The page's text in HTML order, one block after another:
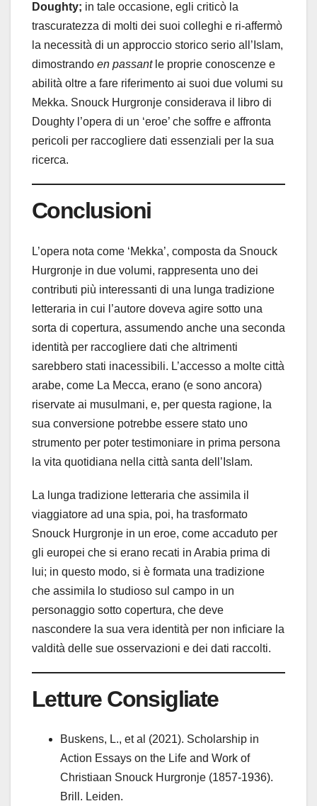
Doughty; in tale occasione, egli criticò la
trascuratezza di molti dei suoi colleghi e ri-affermò
la necessità di un approccio storico serio all’Islam,
dimostrando en passant le proprie conoscenze e
abilità oltre a fare riferimento ai suoi due volumi su
Mekka. Snouck Hurgronje considerava il libro di
Doughty l’opera di un ‘eroe’ che soffre e affronta
pericoli per raccogliere dati essenziali per la sua
ricerca.
Conclusioni
L’opera nota come ‘Mekka’, composta da Snouck
Hurgronje in due volumi, rappresenta uno dei
contributi più interessanti di una lunga tradizione
letteraria in cui l’autore doveva agire sotto una
sorta di copertura, assumendo anche una seconda
identità per raccogliere dati che altrimenti
sarebbero stati inacessibili. L’accesso a molte città
arabe, come La Mecca, erano (e sono ancora)
riservate ai musulmani, e, per questa ragione, la
sua conversione potrebbe essere stato uno
strumento per poter testimoniare in prima persona
la vita quotidiana nella città santa dell’Islam.
La lunga tradizione letteraria che assimila il
viaggiatore ad una spia, poi, ha trasformato
Snouck Hurgronje in un eroe, come accaduto per
gli europei che si erano recati in Arabia prima di
lui; in questo modo, si è formata una tradizione
che assimila lo studioso sul campo in un
personaggio sotto copertura, che deve
nascondere la sua vera identità per non inficiare la
valdità delle sue osservazioni e dei dati raccolti.
Letture Consigliate
Buskens, L., et al (2021). Scholarship in
Action Essays on the Life and Work of
Christiaan Snouck Hurgronje (1857-1936).
Brill. Leiden.